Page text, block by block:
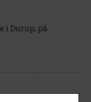
i Durup, på